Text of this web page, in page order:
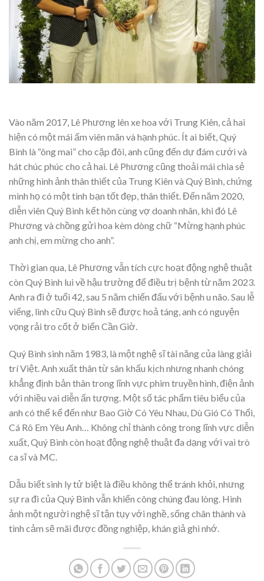
Vào năm 2017, Lê Phương lên xe hoa với Trung Kiên, cả hai
hiện có một mái ấm viên mãn và hạnh phúc. Ít ai biết, Quý
Bình là “ông mai” cho cặp đôi, anh cũng đến dự đám cưới và
hát chúc phúc cho cả hai. Lê Phương cũng thoải mái chia sẻ
những hình ảnh thân thiết của Trung Kiên và Quý Bình, chứng
minh họ có một tình bạn tốt đẹp, thân thiết. Đến năm 2020,
diễn viên Quý Bình kết hôn cùng vợ doanh nhân, khi đó Lê
Phương và chồng gửi hoa kèm dòng chữ “Mừng hạnh phúc
anh chị, em mừng cho anh”.
Thời gian qua, Lê Phương vẫn tích cực hoạt động nghệ thuật
còn Quý Bình lui về hậu trường để điều trị bệnh từ năm 2023.
Anh ra đi ở tuổi 42, sau 5 năm chiến đấu với bệnh u não. Sau lễ
viếng, linh cữu Quý Bình sẽ được hoả táng, anh có nguyện
vọng rải tro cốt ở biển Cần Giờ.
Quý Bình sinh năm 1983, là một nghệ sĩ tài năng của làng giải
trí Việt. Anh xuất thân từ sân khấu kịch nhưng nhanh chóng
khẳng định bản thân trong lĩnh vực phim truyền hình, điện ảnh
với nhiều vai diễn ấn tượng. Một số tác phẩm tiêu biểu của
anh có thể kể đến như Bao Giờ Có Yêu Nhau, Dù Gió Có Thổi,
Cá Rô Em Yêu Anh… Không chỉ thành công trong lĩnh vực diễn
xuất, Quý Bình còn hoạt động nghệ thuật đa dạng với vai trò
ca sĩ và MC.
Dẫu biết sinh ly tử biệt là điều không thể tránh khỏi, nhưng
sự ra đi của Quý Bình vẫn khiến công chúng đau lòng. Hình
ảnh một người nghệ sĩ tận tụy với nghề, sống chân thành và
tình cảm sẽ mãi được đồng nghiệp, khán giả ghi nhớ.